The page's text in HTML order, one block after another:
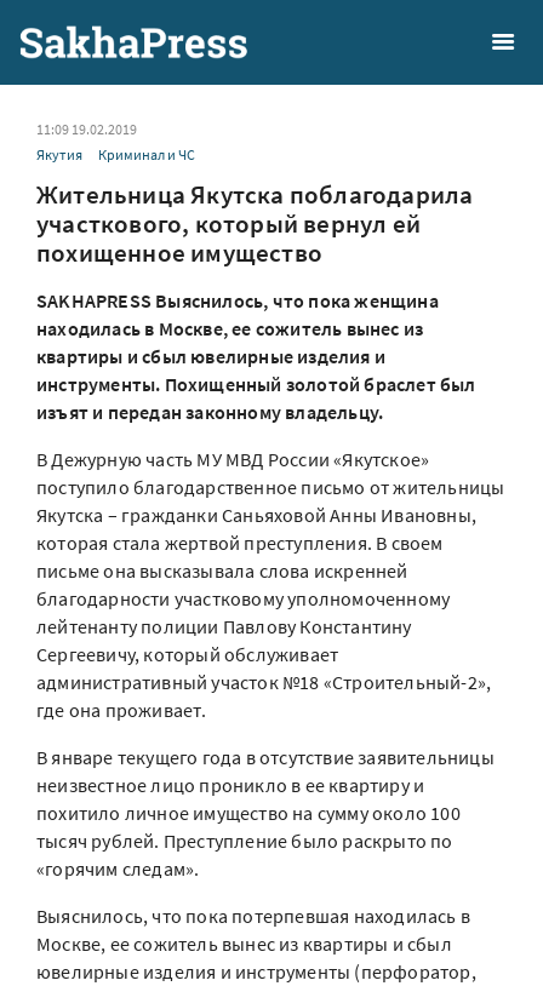
11:09 19.02.2019
Якутия
Криминал и ЧС
Жительница Якутска поблагодарила
участкового, который вернул ей
похищенное имущество
SAKHAPRESS Выяснилось, что пока женщина
находилась в Москве, ее сожитель вынес из
квартиры и сбыл ювелирные изделия и
инструменты. Похищенный золотой браслет был
изъят и передан законному владельцу.
В Дежурную часть МУ МВД России «Якутское»
поступило благодарственное письмо от жительницы
Якутска – гражданки Саньяховой Анны Ивановны,
которая стала жертвой преступления. В своем
письме она высказывала слова искренней
благодарности участковому уполномоченному
лейтенанту полиции Павлову Константину
Сергеевичу, который обслуживает
административный участок №18 «Строительный-2»,
где она проживает.
В январе текущего года в отсутствие заявительницы
неизвестное лицо проникло в ее квартиру и
похитило личное имущество на сумму около 100
тысяч рублей. Преступление было раскрыто по
«горячим следам».
Выяснилось, что пока потерпевшая находилась в
Москве, ее сожитель вынес из квартиры и сбыл
ювелирные изделия и инструменты (перфоратор,